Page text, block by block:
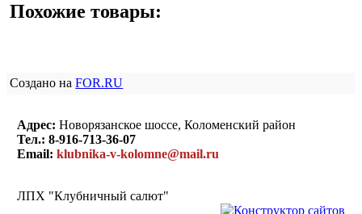
Похожие товары:
Создано наFOR.RU
Адрес: Новорязанское шоссе, Коломенский район
Тел.: 8-916-713-36-07
Email: klubnika-v-kolomne@mail.ru
ЛПХ "Клубничный салют"